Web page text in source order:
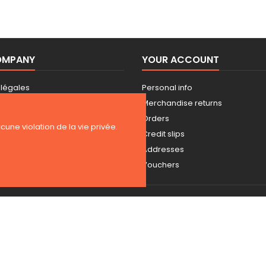
YOUR ACCOUNT
Personal info
Merchandise returns
Orders
Credit slips
Addresses
Vouchers
violation de la vie privée.